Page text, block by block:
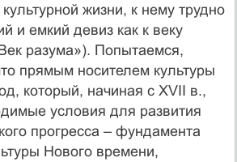
жизни, к нему трудно
и емкий девиз как к веку
разума»). Попытаемся,
прямым носителем культуры
который, начиная с XVII в.,
условия для развития
прогресса – фундамента
Нового времени,